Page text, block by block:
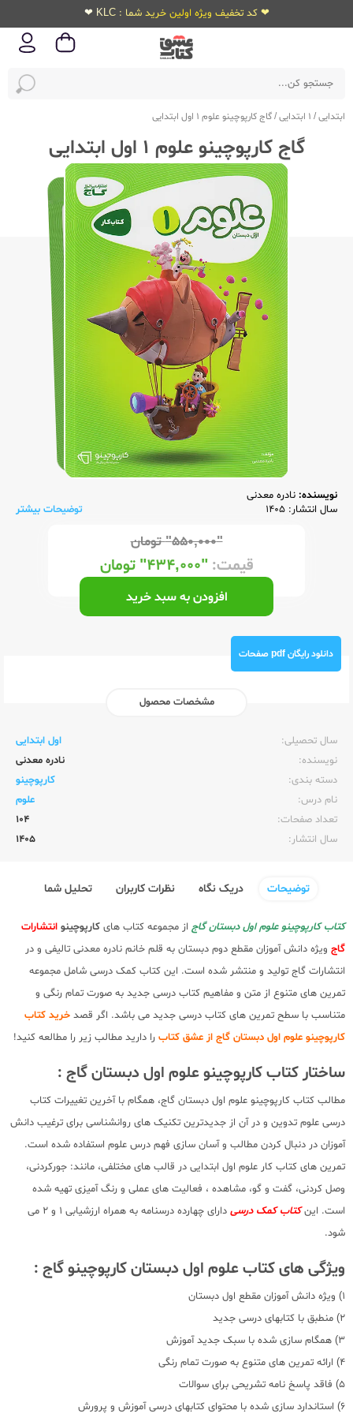
❤ کد تخفیف ویژه اولین خرید شما : KLC ❤
ابتدایی/ 1 ابتدایی /گاج کارپوچینو علوم 1 اول ابتدایی
گاج کارپوچینو علوم 1 اول ابتدایی
نویسنده: نادره معدنی
سال انتشار: 1405
توضیحات بیشتر
"۵۵۰,۰۰۰" تومان
قیمت:"۴۳۴,۰۰۰" تومان
افزودن به سبد خرید
دانلود رایگان pdf صفحات
مشخصات محصول
سال تحصیلی:‌
اول ابتدایی
نویسنده:‌
نادره معدنی
دسته بندی:
کارپوچینو
نام درس:
علوم
تعداد صفحات:‌
104
سال انتشار:‌
1405
توضیحات دریک نگاه نظرات کاربران تحلیل شما
کتاب کارپوچینو علوم اول دبستان گاج از مجموعه کتاب های کارپوچینو انتشارات
گاج ویژه دانش آموزان مقطع دوم دبستان به قلم خانم نادره معدنی تالیفی و در
انتشارات گاج تولید و منتشر شده است. این کتاب کمک درسی شامل مجموعه
تمرین های متنوع از متن و مفاهیم کتاب درسی جدید به صورت تمام رنگی و
متناسب با سطح تمرین های کتاب درسی جدید می باشد. اگر قصد خرید کتاب
کارپوچینو علوم اول دبستان گاج از عشق کتاب را دارید مطالب زیر را مطالعه کنید!
ساختار کتاب کارپوچینو علوم اول دبستان گاج :
مطالب کتاب کارپوچینو علوم اول دبستان گاج، همگام با آخرین تغییرات کتاب
درسی علوم تدوین و در آن از جدیدترین تکنیک های روانشناسی برای ترغیب دانش
آموزان در دنبال کردن مطالب و آسان سازی فهم درس علوم استفاده شده است.
تمرین های کتاب کار علوم اول ابتدایی در قالب های مختلفی، مانند: جورکردنی،
وصل کردنی، گفت و گو، مشاهده ، فعالیت های عملی و رنگ آمیزی تهیه شده
است. اینکتاب کمک درسی
دارای چهارده درسنامه به همراه ارزشیابی 1 و 2 می
شود.
ویژگی های کتاب علوم اول دبستان کارپوچینو گاج :
1) ویژه دانش آموزان مقطع اول دبستان
2) منطبق با کتابهای درسی جدید
3) همگام سازی شده با سبک جدید آموزش
4) ارائه تمرین های متنوع به صورت تمام رنگی
5) فاقد پاسخ نامه تشریحی برای سوالات
6) استاندارد سازی شده با محتوای کتابهای درسی آموزش و پرورش